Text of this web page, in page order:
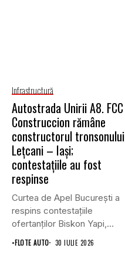
Infrastructură
Autostrada Unirii A8. FCC
Construccion rămâne
constructorul tronsonului
Lețcani – Iași;
contestațiile au fost
respinse
Curtea de Apel București a
respins contestațiile
ofertanților Biskon Yapi,
Straco și...
•FLOTE AUTO 30 IULIE 2026